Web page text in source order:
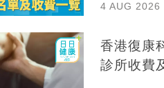
4 AUG 2026
香港復康
診所收費